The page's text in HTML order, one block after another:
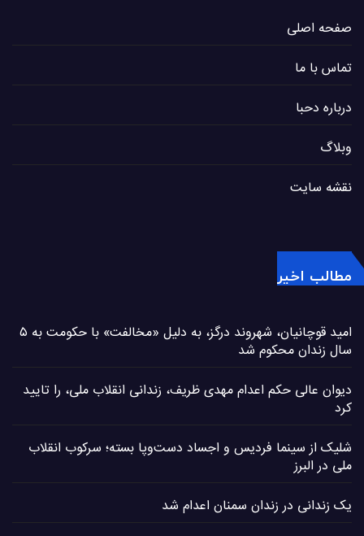
صفحه اصلی
تماس با ما
درباره دحبا
وبلاگ
نقشه سایت
مطالب اخیر
امید قوچانیان، شهروند درگز، به دلیل «مخالفت» با حکومت به ۵
سال زندان محکوم شد
دیوان عالی حکم اعدام مهدی ظریف، زندانی انقلاب ملی، را تایید
کرد
شلیک از سینما فردیس و اجساد دست‌وپا بسته؛ سرکوب انقلاب
ملی در البرز
یک زندانی در زندان سمنان اعدام شد